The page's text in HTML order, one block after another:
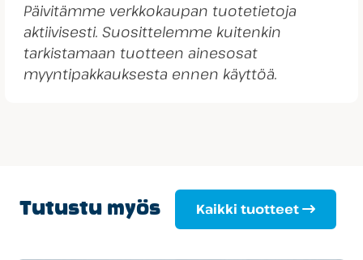
Päivitämme verkkokaupan tuotetietoja
aktiivisesti. Suosittelemme kuitenkin
tarkistamaan tuotteen ainesosat
myyntipakkauksesta ennen käyttöä.
Tutustu myös Kaikki tuotteet